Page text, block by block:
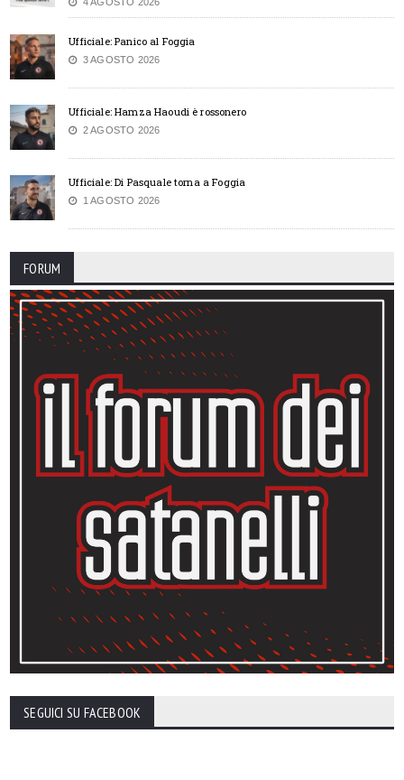
Ufficiale: Panico al Foggia
3 AGOSTO 2026
Ufficiale: Hamza Haoudi è rossonero
2 AGOSTO 2026
Ufficiale: Di Pasquale torna a Foggia
1 AGOSTO 2026
FORUM
SEGUICI SU FACEBOOK